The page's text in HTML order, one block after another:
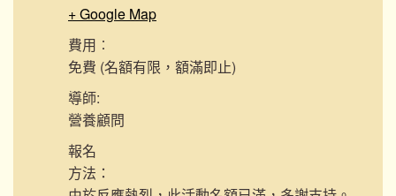
+ Google Map
費用︰
免費 (名額有限，額滿即止)
導師:
營養顧問
報名
方法：